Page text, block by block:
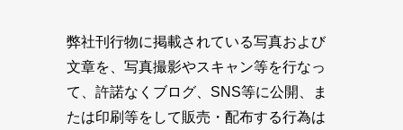
弊社刊行物に掲載されている写真および
文章を、写真撮影やスキャン等を行なっ
て、許諾なくブログ、SNS等に公開、ま
たは印刷等をして販売・配布する行為は